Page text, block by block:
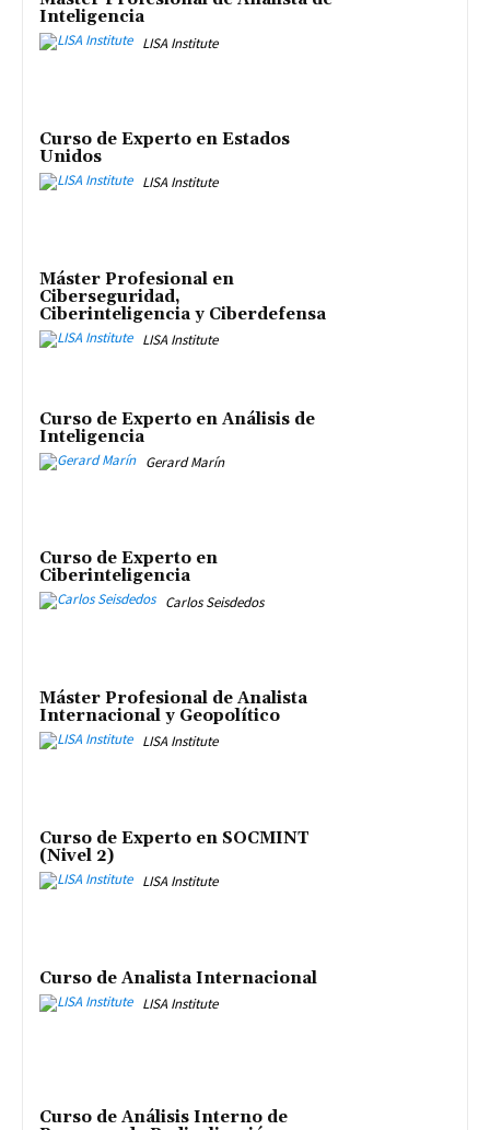
Inteligencia
LISA Institute
Curso de Experto en Estados
Unidos
LISA Institute
Máster Profesional en
Ciberseguridad,
Ciberinteligencia y Ciberdefensa
LISA Institute
Curso de Experto en Análisis de
Inteligencia
Gerard Marín
Curso de Experto en
Ciberinteligencia
Carlos Seisdedos
Máster Profesional de Analista
Internacional y Geopolítico
LISA Institute
Curso de Experto en SOCMINT
(Nivel 2)
LISA Institute
Curso de Analista Internacional
LISA Institute
Curso de Análisis Interno de